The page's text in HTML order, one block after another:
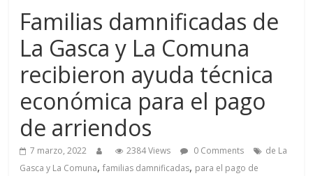
Familias damnificadas de
La Gasca y La Comuna
recibieron ayuda técnica
económica para el pago
de arriendos
7 marzo, 2022 2384 Views 0 Comments
de La
Gasca y La Comuna,familias damnificadas, para el pago de